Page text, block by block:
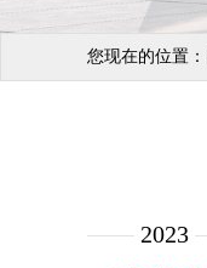
您现在的位置：
2023